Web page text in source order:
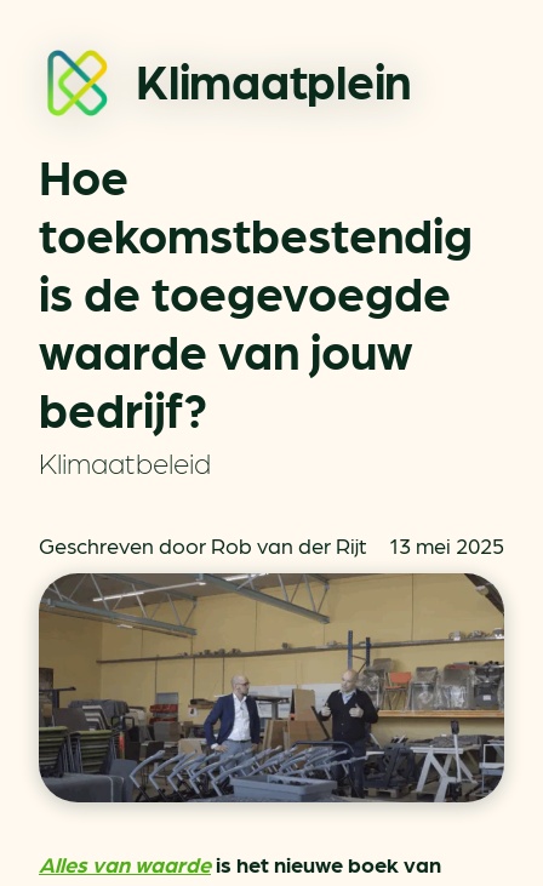
Klimaatplein
Hoe
toekomstbestendig
is de toegevoegde
waarde van jouw
bedrijf?
Klimaatbeleid
Geschreven door Rob van der Rijt 13 mei 2025
Alles van waardeis het nieuwe boek van